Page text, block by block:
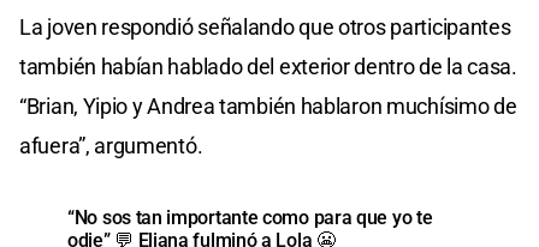
La joven respondió señalando que otros participantes
también habían hablado del exterior dentro de la casa.
“Brian, Yipio y Andrea también hablaron muchísimo de
afuera”, argumentó.
“No sos tan importante como para que yo te
odie” 💬 Eliana fulminó a Lola 😬